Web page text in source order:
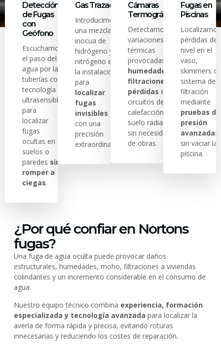
Detección
de Fugas
con
Geófono
Escuchamos
el paso del
agua por las
tuberías con
tecnología
ultrasensible
para
localizar
fugas
ocultas en
suelos o
paredes sin
romper a
ciegas.
Gas Trazador
Introducimos
una mezcla
inocua de
hidrógeno y
nitrógeno en
la instalación
para
localizar
fugas
invisibles
con una
precisión
extraordinaria.
Cámaras
Termográficas
Detectamos
variaciones
térmicas
provocadas por
humedades,
filtraciones o
pérdidas en
circuitos de
calefacción y
suelo radiante
sin necesidad
de obras.
Fugas en
Piscinas
Localizamos
pérdidas de
nivel en el
vaso,
skimmers o
sistema de
filtración
mediante
pruebas de
presión
avanzadas
sin vaciar la
piscina.
¿Por qué confiar en Nortons
fugas?
Una fuga de agua oculta puede provocar daños
estructurales, humedades, moho, filtraciones a viviendas
colindantes y un incremento considerable en el consumo de
agua.
Nuestro equipo técnico combina experiencia, formación
especializada y tecnología avanzada para localizar la
avería de forma rápida y precisa, evitando roturas
innecesarias y reduciendo los costes de reparación.